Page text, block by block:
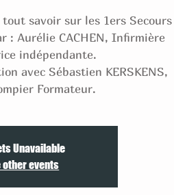
savoir sur les 1ers Secours
: Aurélie CACHEN, Infirmière
indépendante.
avec Sébastien KERSKENS,
Formateur.
Unavailable
other events